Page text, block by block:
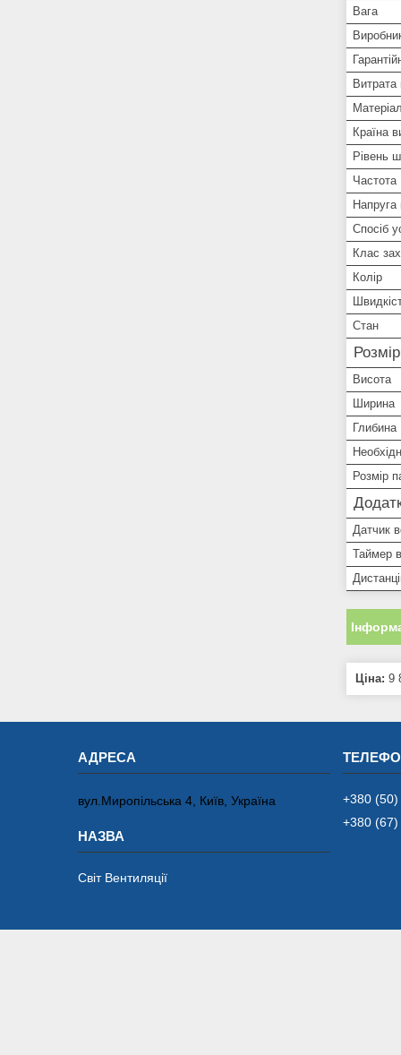
Вага
Витрата
Країна
Рівень
Частота
Напруга
Спосіб
Клас
Колір
Стан
Висота
Ширина
Глибина
Розмір
Датчик
Таймер
Ціна: 9
вул.Миропільська 4, Київ, Україна
Світ Вентиляції
+380
+380 (67)